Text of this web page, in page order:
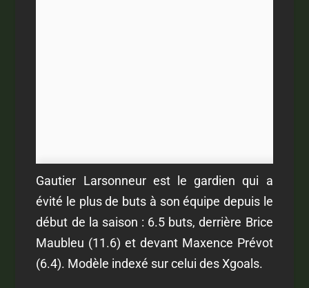
Gautier Larsonneur est le gardien qui a
évité le plus de buts à son équipe depuis le
début de la saison : 6.5 buts, derrière Brice
Maubleu (11.6) et devant Maxence Prévot
(6.4). Modèle indexé sur celui des Xgoals.